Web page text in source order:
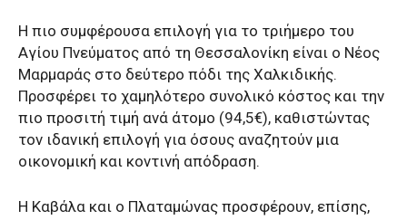
Η πιο συμφέρουσα επιλογή για το τριήμερο του
Αγίου Πνεύματος από τη Θεσσαλονίκη είναι ο Νέος
Μαρμαράς στο δεύτερο πόδι της Χαλκιδικής.
Προσφέρει το χαμηλότερο συνολικό κόστος και την
πιο προσιτή τιμή ανά άτομο (94,5€), καθιστώντας
τον ιδανική επιλογή για όσους αναζητούν μια
οικονομική και κοντινή απόδραση.
Η Καβάλα και ο Πλαταμώνας προσφέρουν, επίσης,